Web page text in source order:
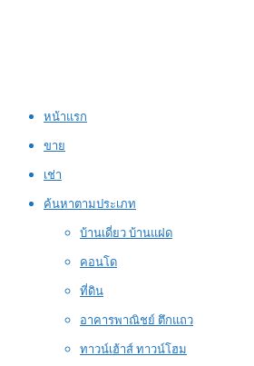
หน้าแรก
ขาย
เช่า
ค้นหาตามประเภท
บ้านเดี่ยว บ้านแฝด
คอนโด
ที่ดิน
อาคารพาณิชย์ ตึกแถว
ทาวน์เฮ้าส์ ทาวน์โฮม